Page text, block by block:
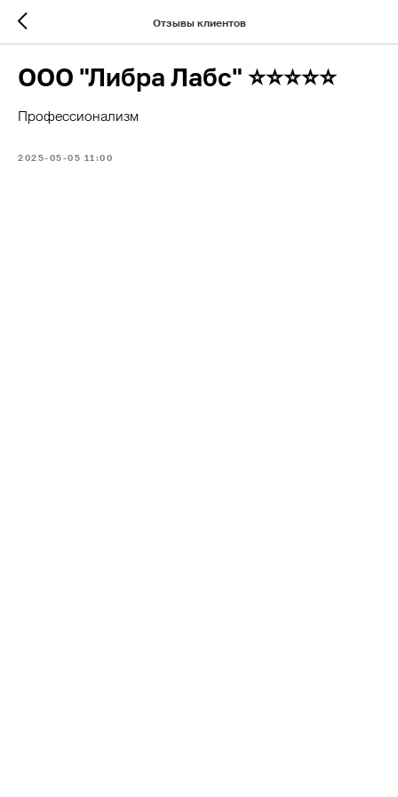
Отзывы клиентов
ООО "Либра Лабс" ⭐⭐⭐⭐⭐
Профессионализм
2025-05-05 11:00